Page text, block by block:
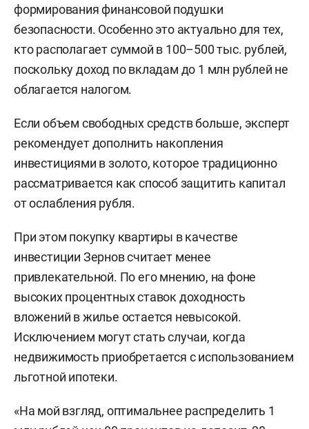
формирования финансовой подушки
безопасности. Особенно это актуально для тех,
кто располагает суммой в 100–500 тыс. рублей,
поскольку доход по вкладам до 1 млн рублей не
облагается налогом.
Если объем свободных средств больше, эксперт
рекомендует дополнить накопления
инвестициями в золото, которое традиционно
рассматривается как способ защитить капитал
от ослабления рубля.
При этом покупку квартиры в качестве
инвестиции Зернов считает менее
привлекательной. По его мнению, на фоне
высоких процентных ставок доходность
вложений в жилье остается невысокой.
Исключением могут стать случаи, когда
недвижимость приобретается с использованием
льготной ипотеки.
«На мой взгляд, оптимальнее распределить 1